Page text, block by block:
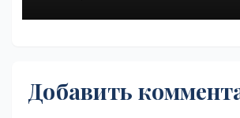
Добавить